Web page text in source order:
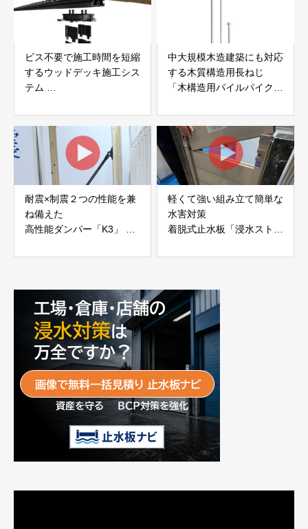
ビス不要で施工時間を短縮
するウッドデッキ施工シス
テム
JAPAN
中大規模木造建築にも対応
する木質構造用長ねじ
「木構造用パイルパイクビ
耐震×制震２つの性能を兼
ね備えた
高性能ダンパー「K3」 富
軽くて強い組み立て簡単な
水害対策
着脱式止水板「浸水ストッ
富士工業株式会社